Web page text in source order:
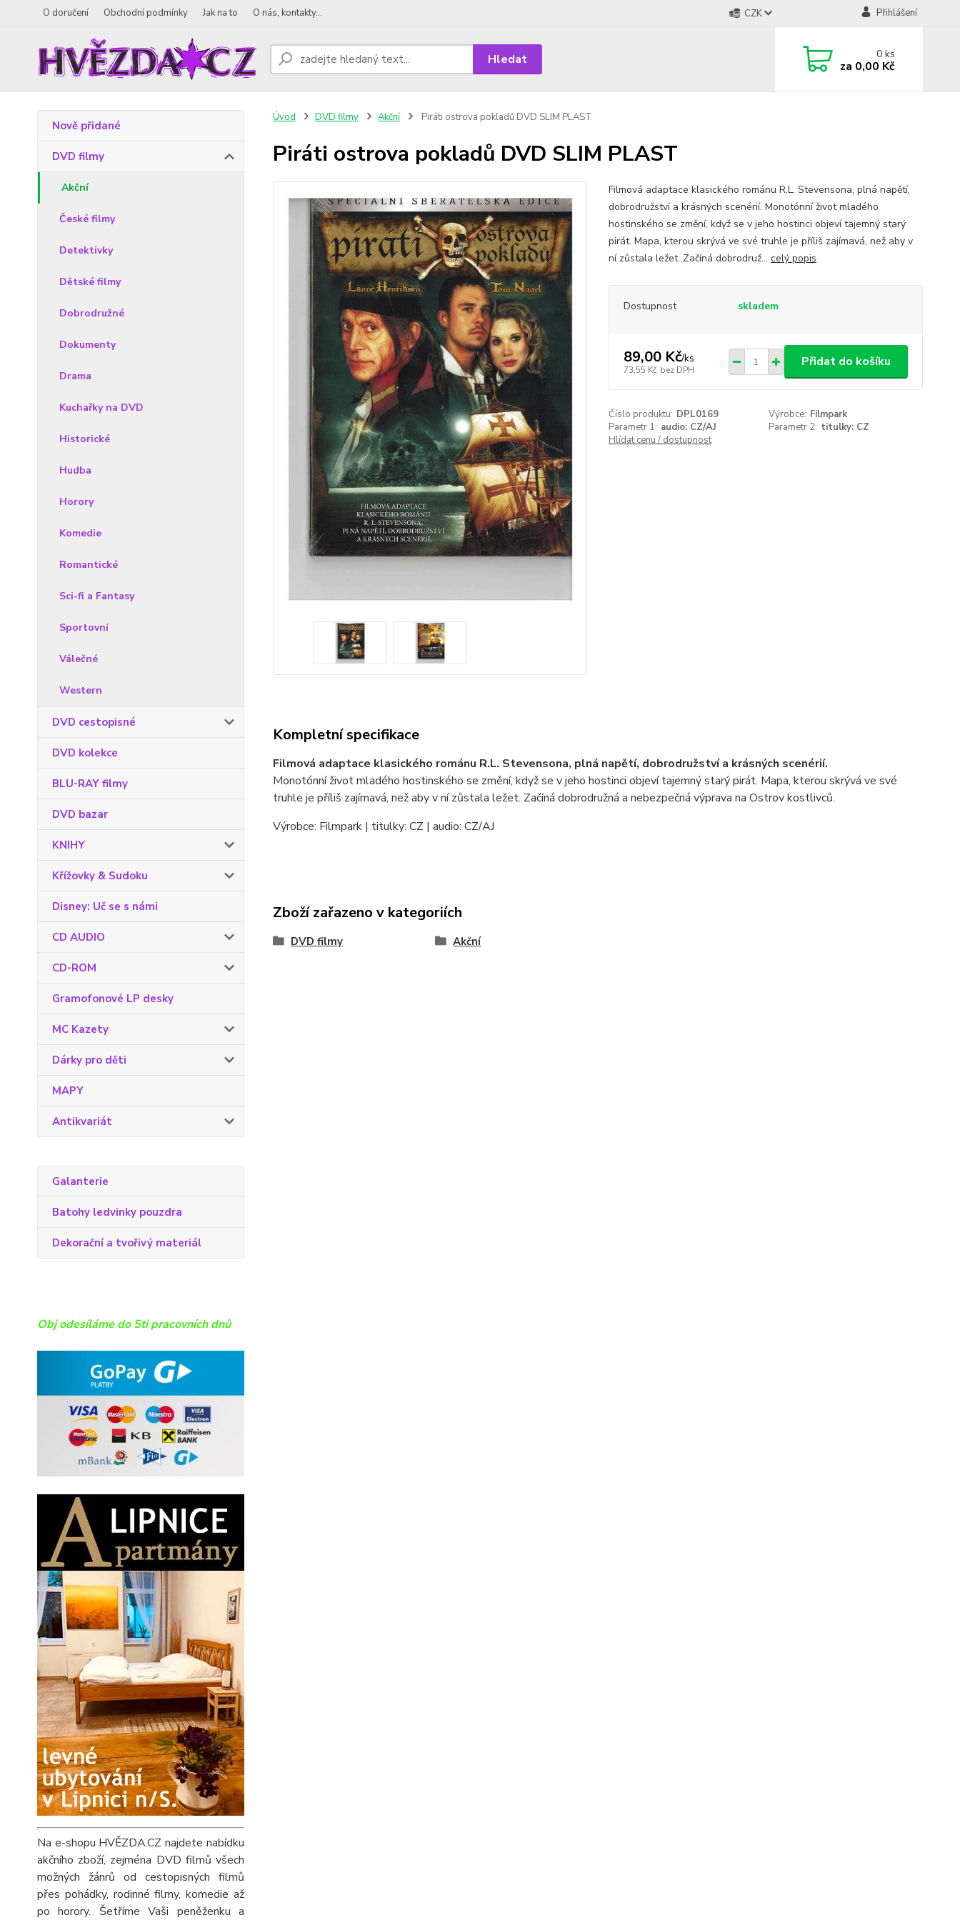
O doručení Obchodní podmínky Jak na to O nás, kontakty... CZK Přihlášení
Hledat 0ks
za 0,00 Kč
Nově přidané
DVD filmy
Akční
České filmy
Detektivky
Dětské filmy
Dobrodružné
Dokumenty
Drama
Kuchařky na DVD
Historické
Hudba
Horory
Komedie
Romantické
Sci-fi a Fantasy
Sportovní
Válečné
Western
DVD cestopisné
DVD kolekce
BLU-RAY filmy
DVD bazar
KNIHY
Křížovky & Sudoku
Disney: Uč se s námi
CD AUDIO
CD-ROM
Gramofonové LP desky
MC Kazety
Dárky pro děti
MAPY
Antikvariát
Galanterie
Batohy ledvinky pouzdra
Dekorační a tvořivý materiál
Obj odesíláme do 5ti pracovních dnů
Na e-shopu HVĚZDA.CZ najdete nabídku
akčního zboží, zejména DVD filmů všech
možných žánrů od cestopisných filmů
přes pohádky, rodinné filmy, komedie až
po horory. Šetříme Vaši peněženku a
Úvod DVD filmy Akční Piráti ostrova pokladů DVD SLIM PLAST
Piráti ostrova pokladů DVD SLIM PLAST
Filmová adaptace klasického románu R.L. Stevensona, plná napětí,
dobrodružství a krásných scenérií. Monotónní život mladého
hostinského se změní, když se v jeho hostinci objeví tajemný starý
pirát. Mapa, kterou skrývá ve své truhle je příliš zajímavá, než aby v
ní zůstala ležet. Začíná dobrodruž... celý popis
Dostupnost skladem
89,00 Kč/ks
73,55 Kč bez DPH
Přidat do košíku
Číslo produktu: DPL0169 Výrobce: Filmpark
Parametr 1: audio: CZ/AJ Parametr 2: titulky: CZ
Hlídat cenu / dostupnost
Kompletní specifikace
Filmová adaptace klasického románu R.L. Stevensona, plná napětí, dobrodružství a krásných scenérií.
Monotónní život mladého hostinského se změní, když se v jeho hostinci objeví tajemný starý pirát. Mapa, kterou skrývá ve své
truhle je příliš zajímavá, než aby v ní zůstala ležet. Začíná dobrodružná a nebezpečná výprava na Ostrov kostlivců.
Výrobce: Filmpark | titulky: CZ | audio: CZ/AJ
Zboží zařazeno v kategoriích
DVD filmy Akční